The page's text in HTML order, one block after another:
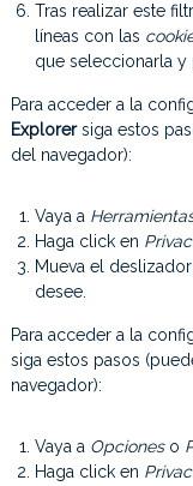
Tras realizar este
líneas con las
que seleccionarla y
Para acceder a la
Explorersiga estos
del navegador):
Vaya a
Haga click en
Mueva el
desee.
Para acceder a la
siga estos pasos
navegador):
Vaya a Opcioneso
Haga click en